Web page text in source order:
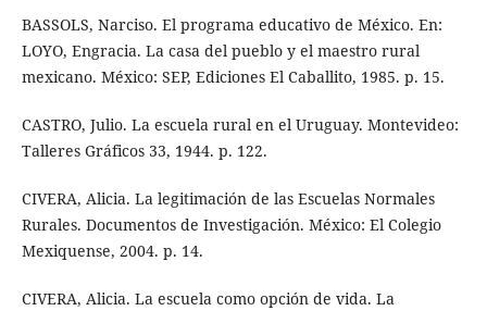
BASSOLS, Narciso. El programa educativo de México. En:
LOYO, Engracia. La casa del pueblo y el maestro rural
mexicano. México: SEP, Ediciones El Caballito, 1985. p. 15.
CASTRO, Julio. La escuela rural en el Uruguay. Montevideo:
Talleres Gráficos 33, 1944. p. 122.
CIVERA, Alicia. La legitimación de las Escuelas Normales
Rurales. Documentos de Investigación. México: El Colegio
Mexiquense, 2004. p. 14.
CIVERA, Alicia. La escuela como opción de vida. La